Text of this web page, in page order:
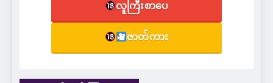
လူကြီးစာပေ
ဇာတ်ကား